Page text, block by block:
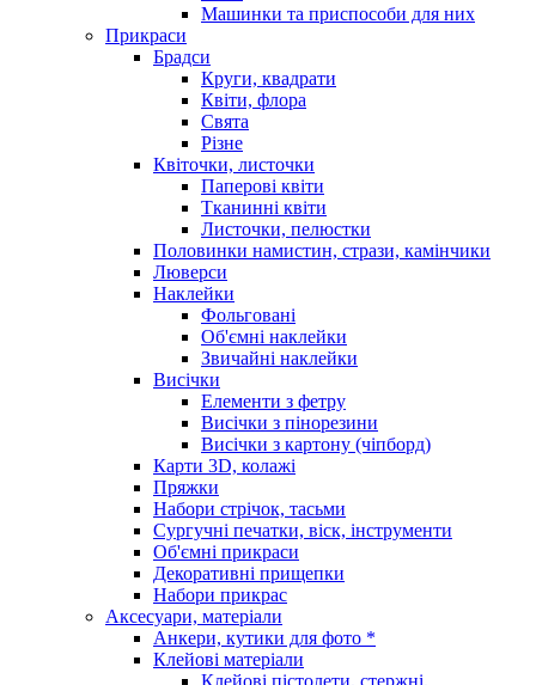
Машинки та приспособи для них
Прикраси
Брадси
Круги, квадрати
Квіти, флора
Свята
Різне
Квіточки, листочки
Паперові квіти
Тканинні квіти
Листочки, пелюстки
Половинки намистин, стрази, камінчики
Люверси
Наклейки
Фольговані
Об'ємні наклейки
Звичайні наклейки
Висічки
Елементи з фетру
Висічки з пінорезини
Висічки з картону (чіпборд)
Карти 3D, колажі
Пряжки
Набори стрічок, тасьми
Сургучні печатки, віск, інструменти
Об'ємні прикраси
Декоративні прищепки
Набори прикрас
Аксесуари, матеріали
Анкери, кутики для фото *
Клейові матеріали
Клейові пістолети, стержні,